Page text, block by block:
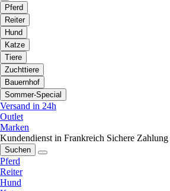
Pferd
Reiter
Hund
Katze
Tiere
Zuchttiere
Bauernhof
Sommer-Special
Versand in 24h
Outlet
Marken
Kundendienst in Frankreich Sichere Zahlung
Suchen
Pferd
Reiter
Hund